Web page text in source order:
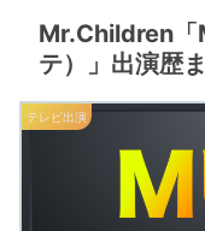
Mr.Children「
テ）」出演歴
テレビ出演